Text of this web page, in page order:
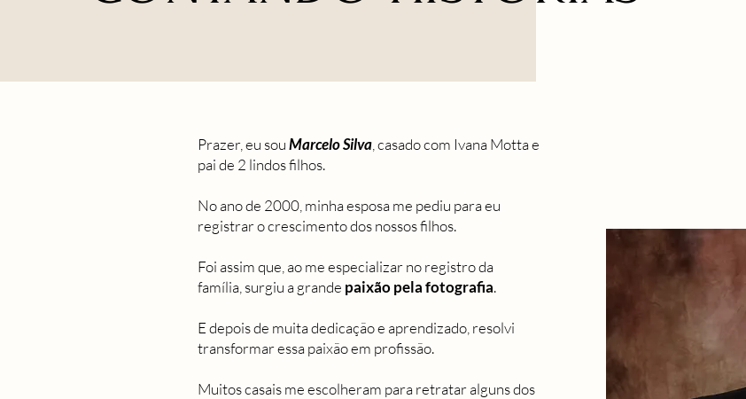
Prazer, eu souMarcelo Silva , casado com Ivana Motta e
pai de 2 lindos filhos.
No ano de 2000, minha esposa me pediu para eu
registrar o crescimento dos nossos filhos.
Foi assim que, ao me especializar no registro da
família, surgiu a grande paixão pela fotografia.
E depois de muita dedicação e aprendizado, resolvi
transformar essa paixão em profissão.
Muitos casais me escolheram para retratar alguns dos